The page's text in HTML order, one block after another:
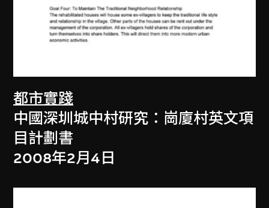
都市實踐
中國深圳城中村研究：崗廈村英文項
目計劃書
2008年2月4日